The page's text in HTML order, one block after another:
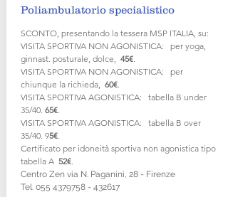
Poliambulatorio specialistico
SCONTO, presentando la tessera MSP ITALIA, su:
VISITA SPORTIVA NON AGONISTICA: per yoga,
ginnast. posturale, dolce​, 45€.
VISITA SPORTIVA NON AGONISTICA: per
chiunque la richieda​, 60€.
VISITA SPORTIVA AGONISTICA: tabella B under
35/40. 65€.
VISITA SPORTIVA AGONISTICA: tabella B over
35/40. 95€.
Certificato per idoneità sportiva non agonistica tipo
tabella A 52€.
Centro Zen via N. Paganini, 28 - Firenze
Tel. 055 4379758 - 432617